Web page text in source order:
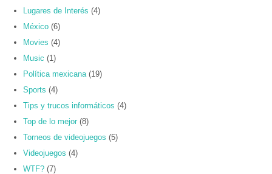
Lugares de Interés (4)
México (6)
Movies (4)
Music (1)
Política mexicana (19)
Sports (4)
Tips y trucos informáticos (4)
Top de lo mejor (8)
Torneos de videojuegos (5)
Videojuegos (4)
WTF? (7)